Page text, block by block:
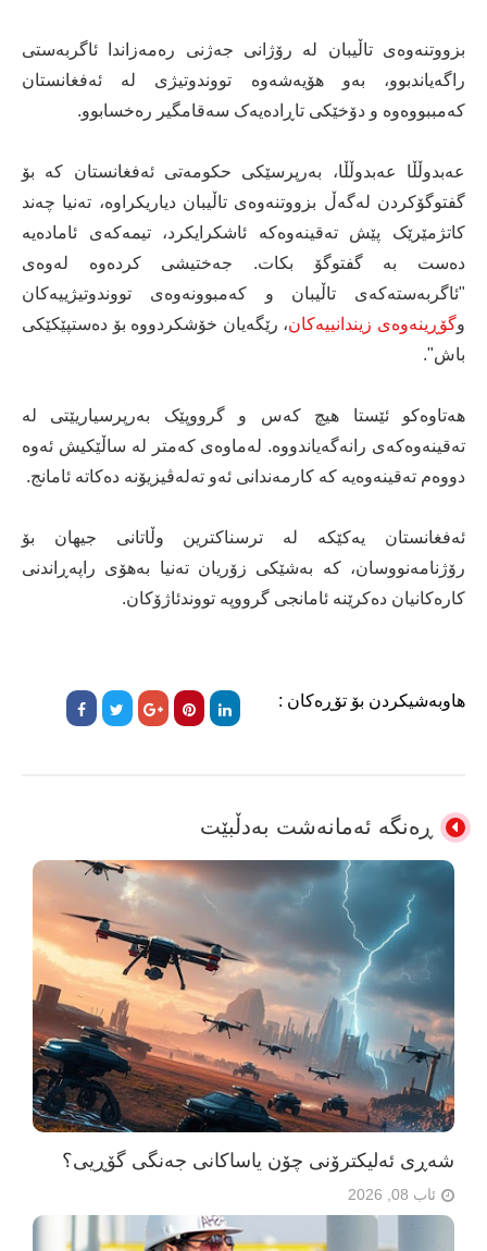
بزووتنەوەی تاڵیبان لە رۆژانی جەژنی رەمەزاندا ئاگربەستی
راگەیاندبوو، بەو هۆیەشەوە تووندوتیژی لە ئەفغانستان
کەمببووەوە و دۆخێکی تاڕادەیەک سەقامگیر رەخسابوو.
عەبدوڵڵا عەبدوڵڵا، بەرپرسێکی حکومەتی ئەفغانستان کە بۆ
گفتوگۆکردن لەگەڵ بزووتنەوەی تاڵیبان دیاریکراوە، تەنیا چەند
کاتژمێرێک پێش تەقینەوەکە ئاشکرایکرد، تیمەکەی ئامادەیە
دەست بە گفتوگۆ بکات. جەختیشی کردەوە لەوەی
"ئاگربەستەکەی تاڵیبان و کەمبوونەوەی تووندوتیژییەکان
وگۆڕینەوەی زیندانییەکان، رێگەیان خۆشکردووە بۆ دەستپێکێکی
باش".
هەتاوەکو ئێستا هیچ کەس و گرووپێک بەرپرسیاریێتی لە
تەقینەوەکەی رانەگەیاندووە. لەماوەی کەمتر لە ساڵێکیش ئەوە
دووەم تەقینەوەیە کە کارمەندانی ئەو تەلەڤیزیۆنە دەکاتە ئامانج.
ئەفغانستان یەکێکە لە ترسناکترین وڵاتانی جیهان بۆ
رۆژنامەنووسان، کە بەشێکی زۆریان تەنیا بەهۆی راپەڕاندنی
کارەکانیان دەکرێنە ئامانجی گرووپە تووندئاژۆکان.
هاوبەشیکردن بۆ تۆڕەکان :
ڕەنگە ئەمانەشت بەدڵبێت
شەڕی ئەلیکترۆنی چۆن یاساکانی جەنگی گۆڕیی؟
ئاب 08, 2026